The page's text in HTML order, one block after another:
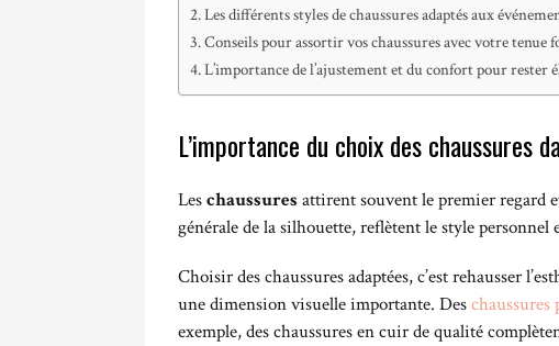
Les différents styles de chaussures adaptés aux
Conseils pour assortir vos chaussures avec votre tenue
L’importance de l’ajustement et du confort pour rester
L’importance du choix des chaussures
Leschaussures attirent souvent le premier regard
générale de la silhouette, reflètent le style
Choisir des chaussures adaptées, c’est rehausser
une dimension visuelle importante. Deschaussures
exemple, des chaussures en cuir de qualité